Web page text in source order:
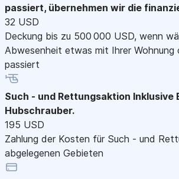
passiert, übernehmen wir die
32 USD
Deckung bis zu 500 000 USD, wenn
Abwesenheit etwas mit Ihrer Wohnung
passiert
Such - und Rettungsaktion Inklusive
Hubschrauber.
195 USD
Zahlung der Kosten für Such - und
abgelegenen Gebieten